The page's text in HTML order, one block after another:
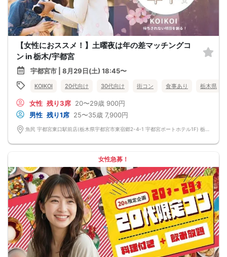
【女性におススメ！】土曜夜は年の差マッチングコ
ン in 栃木/宇都宮
宇都宮市 | 8月29日(土) 18:45〜
KOIKOI 20代向け 30代向け 街コン 食事あり 栃木県
女性 残り3席 20〜29歳 900円
男性 残り1席 25〜35歳 7,900円
女性急募！